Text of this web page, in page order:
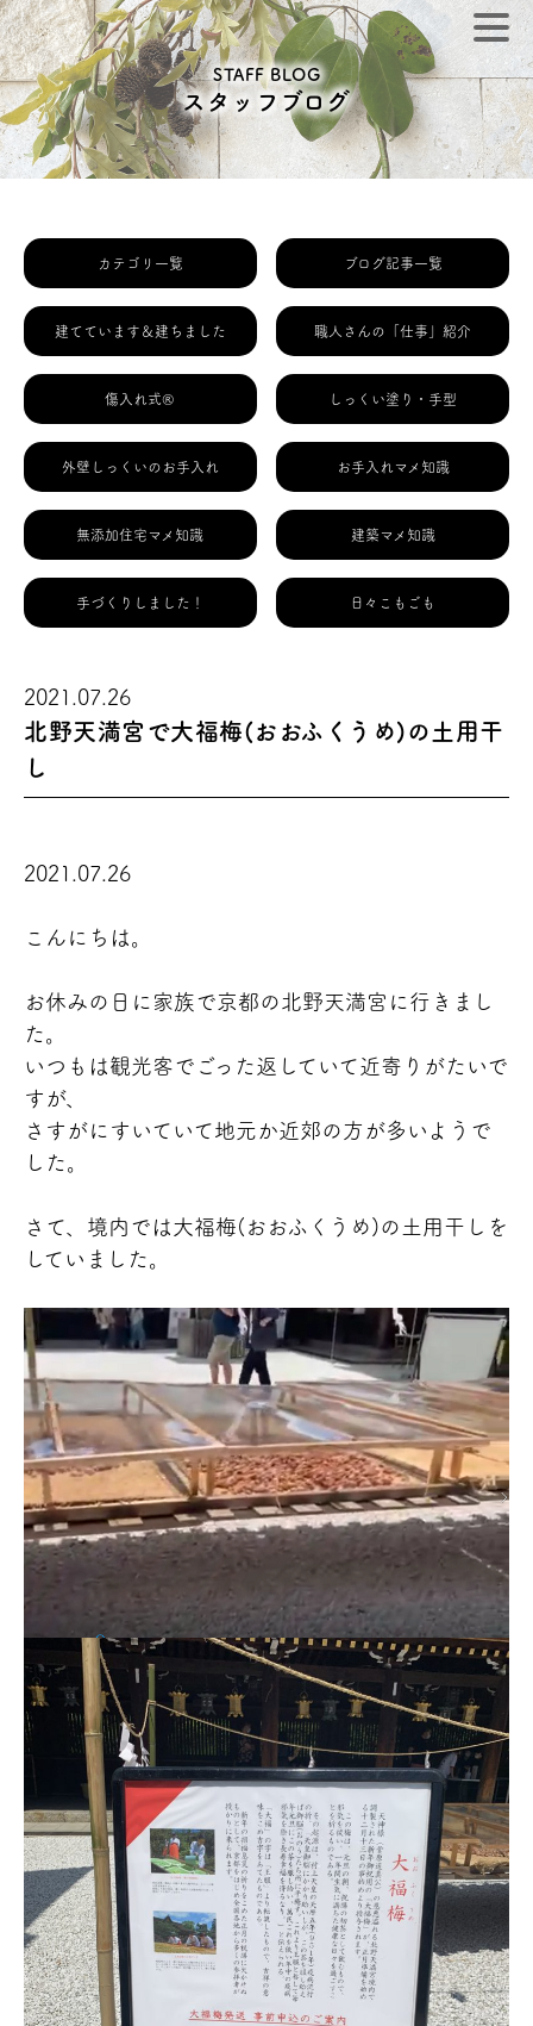
STAFF BLOG
スタッフブログ
カテゴリ一覧 ブログ記事一覧
建てています＆建ちました 職人さんの「仕事」紹介
傷入れ式® しっくい塗り・手型
外壁しっくいのお手入れ お手入れマメ知識
無添加住宅マメ知識 建築マメ知識
手づくりしました！ 日々こもごも
2021.07.26
北野天満宮で大福梅(おおふくうめ)の土用干
し
2021.07.26
こんにちは。
お休みの日に家族で京都の北野天満宮に行きまし
た。
いつもは観光客でごった返していて近寄りがたいで
すが、
さすがにすいていて地元か近郊の方が多いようで
した。
さて、境内では大福梅(おおふくうめ)の土用干しを
していました。